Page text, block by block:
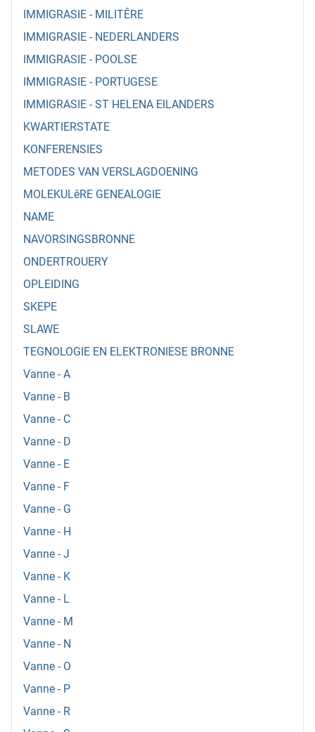
IMMIGRASIE - MILITÊRE
IMMIGRASIE - NEDERLANDERS
IMMIGRASIE - POOLSE
IMMIGRASIE - PORTUGESE
IMMIGRASIE - ST HELENA EILANDERS
KWARTIERSTATE
KONFERENSIES
METODES VAN VERSLAGDOENING
MOLEKULêRE GENEALOGIE
NAME
NAVORSINGSBRONNE
ONDERTROUERY
OPLEIDING
SKEPE
SLAWE
TEGNOLOGIE EN ELEKTRONIESE BRONNE
Vanne - A
Vanne - B
Vanne - C
Vanne - D
Vanne - E
Vanne - F
Vanne - G
Vanne - H
Vanne - J
Vanne - K
Vanne - L
Vanne - M
Vanne - N
Vanne - O
Vanne - P
Vanne - R